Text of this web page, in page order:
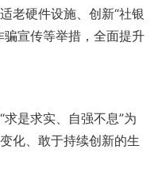
老硬件设施、创新“社银
骗宣传等举措，全面提升
是求实、自强不息”为
化、敢于持续创新的生